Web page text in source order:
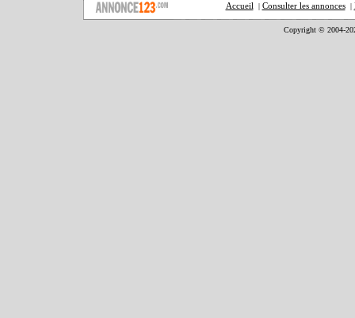
Accueil | Consulter les annonces|
Copyright © 2004-